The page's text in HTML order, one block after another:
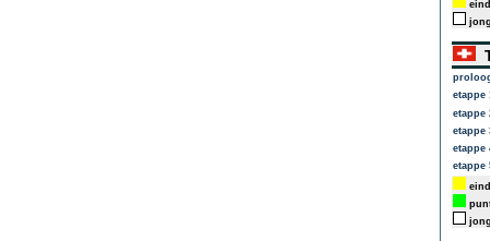
etappe
etappe
etappe
etappe
etappe